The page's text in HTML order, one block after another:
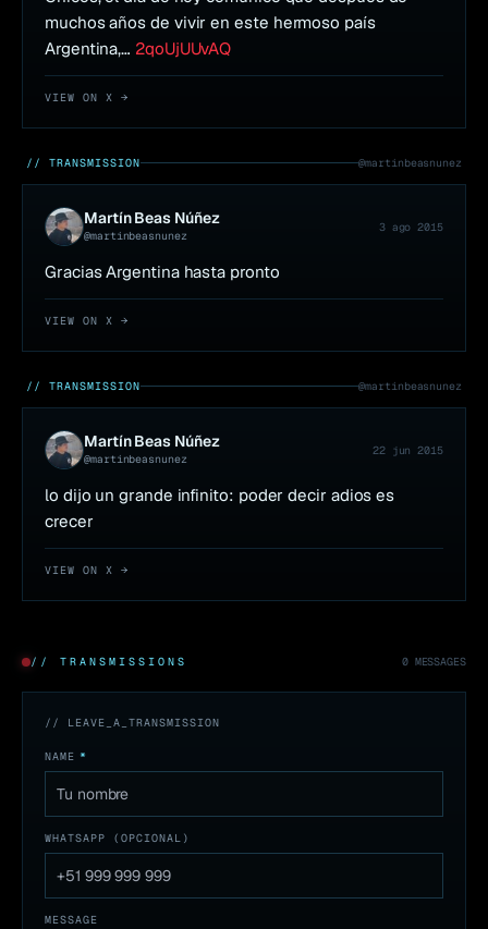
muchos años de vivir en este hermoso país
Argentina,… 2qoUjUUvAQ
VIEW ON X →
// TRANSMISSION @martinbeasnunez
Martín Beas Núñez
@martinbeasnunez
3 ago 2015
Gracias Argentina hasta pronto
VIEW ON X →
// TRANSMISSION @martinbeasnunez
Martín Beas Núñez
@martinbeasnunez
22 jun 2015
lo dijo un grande infinito: poder decir adios es
crecer
VIEW ON X →
// TRANSMISSIONS 0 MESSAGES
// LEAVE_A_TRANSMISSION
NAME *
WHATSAPP (OPCIONAL)
MESSAGE